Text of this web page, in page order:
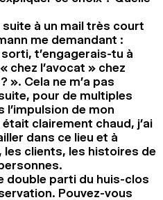
à un mail très court
me demandant :
t’engagerais-tu à
chez l’avocat » chez
». Cela ne m’a pas
pour de multiples
l’impulsion de mon
clairement chaud, j’ai
dans ce lieu et à
les clients, les histoires de
double parti du huis-clos
Pouvez-vous